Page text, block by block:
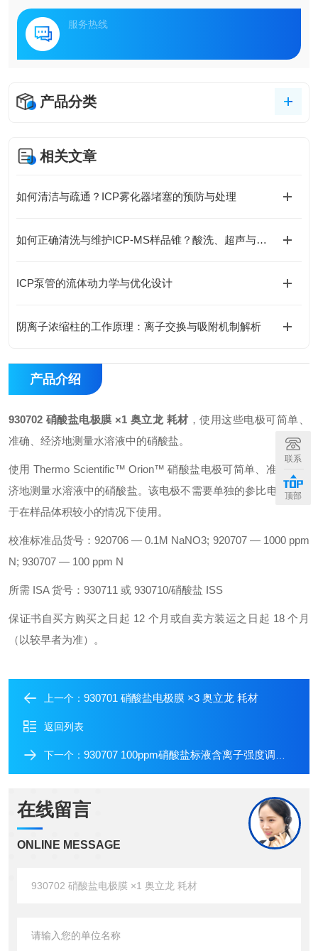
服务热线
产品分类
相关文章
如何清洁与疏通？ICP雾化器堵塞的预防与处理
如何正确清洗与维护ICP-MS样品锥？酸洗、超声与专业清洗流程
ICP泵管的流体动力学与优化设计
阴离子浓缩柱的工作原理：离子交换与吸附机制解析
产品介绍
930702 硝酸盐电极膜 ×1 奥立龙 耗材 ，使用这些电极可简单、
准确、经济地测量水溶液中的硝酸盐。
使用 Thermo Scientific™ Orion™ 硝酸盐电极可简单、准确、经
济地测量水溶液中的硝酸盐。该电极不需要单独的参比电极，便
于在样品体积较小的情况下使用。
校准标准品货号：920706 — 0.1M NaNO3; 920707 — 1000 ppm
N; 930707 — 100 ppm N
所需 ISA 货号：930711 或 930710/硝酸盐 ISS
保证书自买方购买之日起 12 个月或自卖方装运之日起 18 个月
（以较早者为准）。
上一个： 930701 硝酸盐电极膜 ×3 奥立龙 耗材
返回列表
下一个： 930707 100ppm硝酸盐标液含离子强度调节剂
在线留言
ONLINE MESSAGE
联系
顶部